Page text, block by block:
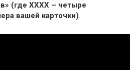
(где ХХХХ – четыре
вашей карточки).